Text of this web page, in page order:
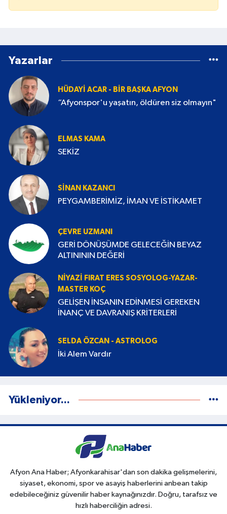
Yazarlar
HÜDAYI ACAR - BIR BAŞKA AFYON
“Afyonspor'u yaşatın, öldüren siz olmayın"
ELMAS KAMA
SEKİZ
SINAN KAZANCI
PEYGAMBERİMİZ, İMAN VE İSTİKAMET
ÇEVRE UZMANI
GERİ DÖNÜŞÜMDE GELECEĞİN BEYAZ
ALTINININ DEĞERİ
NIYAZI FIRAT ERES SOSYOLOG-YAZAR-
MASTER KOÇ
GELİŞEN İNSANIN EDİNMESİ GEREKEN
İNANÇ VE DAVRANIŞ KRİTERLERİ
SELDA ÖZCAN - ASTROLOG
İki Alem Vardır
Yükleniyor...
Afyon Ana Haber; Afyonkarahisar'dan son dakika gelişmelerini,
siyaset, ekonomi, spor ve asayiş haberlerini anbean takip
edebileceğiniz güvenilir haber kaynağınızdır. Doğru, tarafsız ve
hızlı haberciliğin adresi.